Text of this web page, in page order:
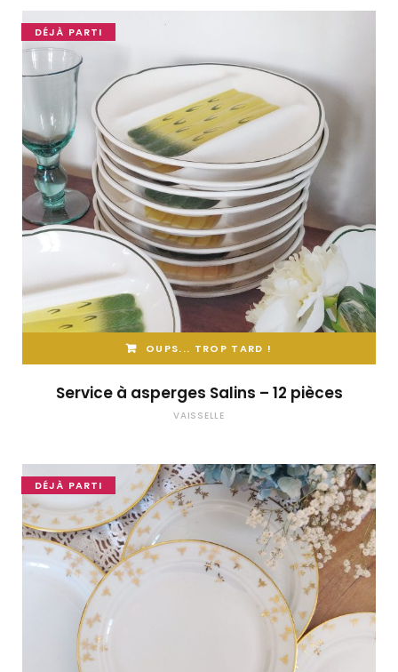
DÉJÀ PARTI
OUPS... TROP TARD !
Service à asperges Salins – 12 pièces
VAISSELLE
DÉJÀ PARTI